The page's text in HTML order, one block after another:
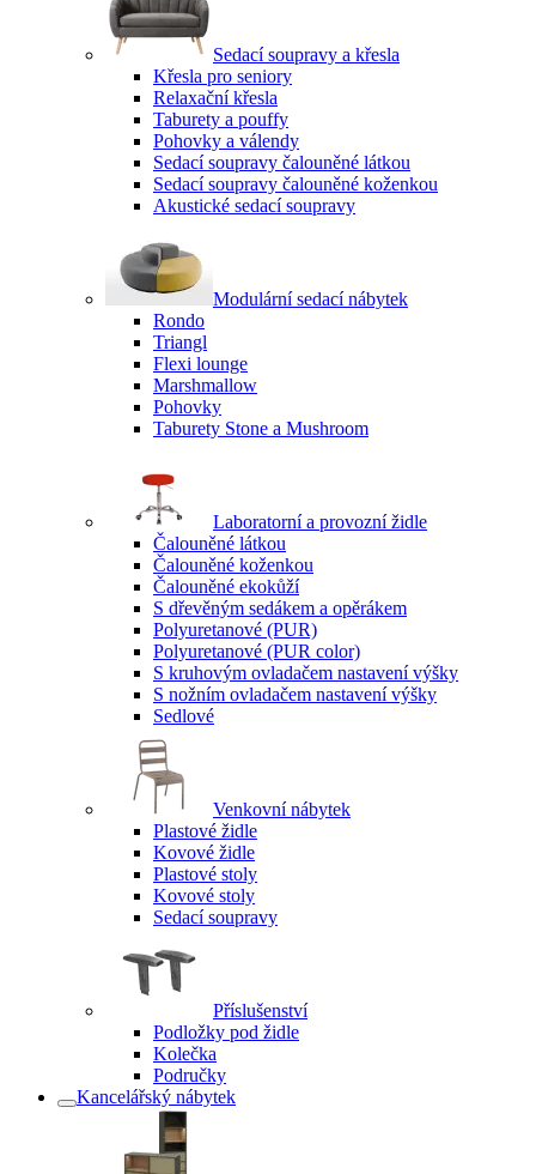
Sedací soupravy a křesla
Křesla pro seniory
Relaxační křesla
Taburety a pouffy
Pohovky a válendy
Sedací soupravy čalouněné látkou
Sedací soupravy čalouněné koženkou
Akustické sedací soupravy
Modulární sedací nábytek
Rondo
Triangl
Flexi lounge
Marshmallow
Pohovky
Taburety Stone a Mushroom
Laboratorní a provozní židle
Čalouněné látkou
Čalouněné koženkou
Čalouněné ekokůží
S dřevěným sedákem a opěrákem
Polyuretanové (PUR)
Polyuretanové (PUR color)
S kruhovým ovladačem nastavení výšky
S nožním ovladačem nastavení výšky
Sedlové
Venkovní nábytek
Plastové židle
Kovové židle
Plastové stoly
Kovové stoly
Sedací soupravy
Příslušenství
Podložky pod židle
Kolečka
Područky
Kancelářský nábytek